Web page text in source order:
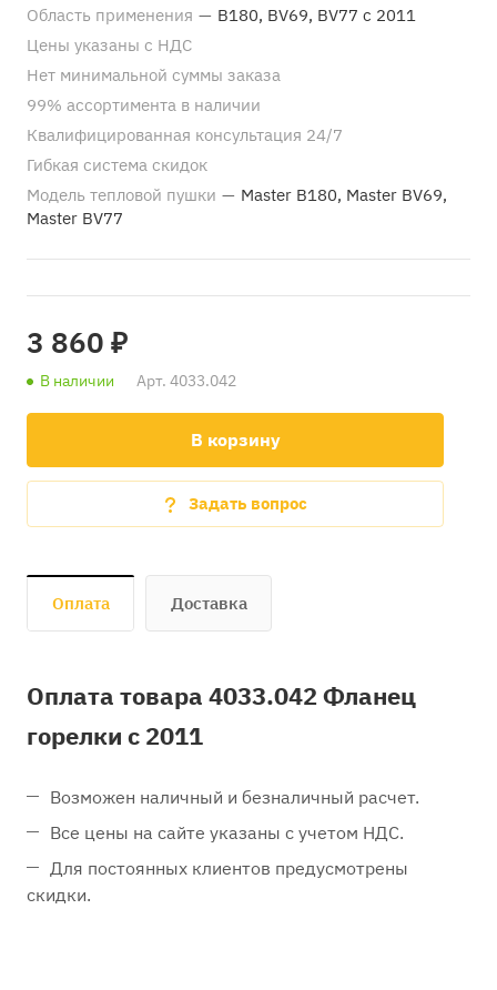
Область применения — В180, BV69, BV77 с 2011
Цены указаны с НДС
Нет минимальной суммы заказа
99% ассортимента в наличии
Квалифицированная консультация 24/7
Гибкая система скидок
Модель тепловой пушки — Master B180, Master BV69,
Master BV77
3 860 ₽
В наличии Арт. 4033.042
В корзину
Задать вопрос
Оплата Доставка
Оплата товара 4033.042 Фланец
горелки с 2011
Возможен наличный и безналичный расчет.
Все цены на сайте указаны с учетом НДС.
Для постоянных клиентов предусмотрены
скидки.